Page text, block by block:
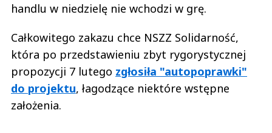
handlu w niedzielę nie wchodzi w grę.
Całkowitego zakazu chce NSZZ Solidarność,
która po przedstawieniu zbyt rygorystycznej
propozycji 7 lutego zgłosiła "autopoprawki"
do projektu, łagodzące niektóre wstępne
założenia.